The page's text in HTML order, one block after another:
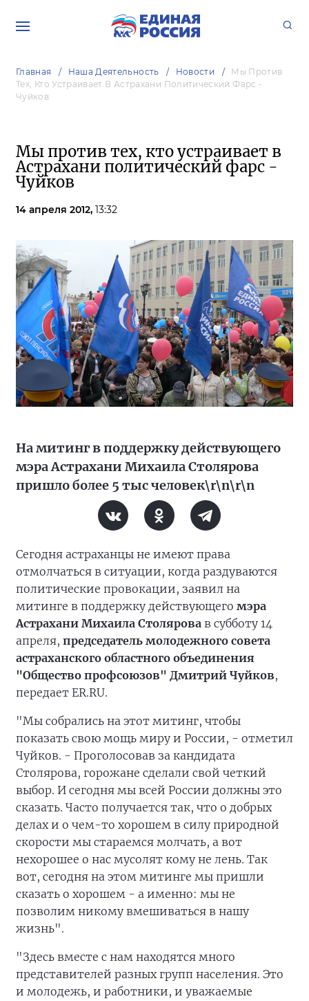
Главная Наша Деятельность Новости
Мы Против
Тех, Кто Устраивает В Астрахани Политический Фарс -
Чуйков
Мы против тех, кто устраивает в
Астрахани политический фарс -
Чуйков
14 апреля 2012, 13:32
На митинг в поддержку действующего
мэра Астрахани Михаила Столярова
пришло более 5 тыс человек\r\n\r\n
Сегодня астраханцы не имеют права
отмолчаться в ситуации, когда раздуваются
политические провокации, заявил на
митинге в поддержку действующего мэра
Астрахани Михаила Столярова в субботу 14
апреля, председатель молодежного совета
астраханского областного объединения
"Общество профсоюзов" Дмитрий Чуйков,
передает ER.RU.
"Мы собрались на этот митинг, чтобы
показать свою мощь миру и России, - отметил
Чуйков. - Проголосовав за кандидата
Столярова, горожане сделали свой четкий
выбор. И сегодня мы всей России должны это
сказать. Часто получается так, что о добрых
делах и о чем-то хорошем в силу природной
скорости мы стараемся молчать, а вот
нехорошее о нас мусолят кому не лень. Так
вот, сегодня на этом митинге мы пришли
сказать о хорошем - а именно: мы не
позволим никому вмешиваться в нашу
жизнь".
"Здесь вместе с нам находятся много
представителей разных групп населения. Это
и молодежь, и работники, и уважаемые